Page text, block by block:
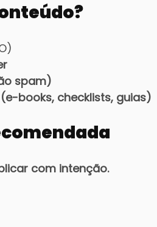
spam)
books, checklists, guias)
com intenção.